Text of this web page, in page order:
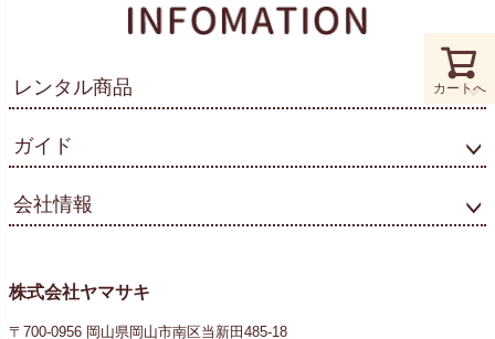
カートへ
レンタル商品
ガイド
会社情報
株式会社ヤマサキ
〒700-0956 岡山県岡山市南区当新田485-18